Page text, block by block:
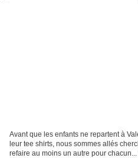
Avant que les enfants ne repartent à
leur tee shirts, nous sommes allés
refaire au moins un autre pour